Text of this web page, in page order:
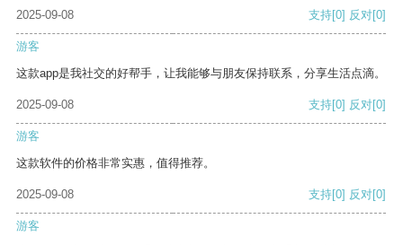
2025-09-08
支持[0] 反对[0]
游客
这款app是我社交的好帮手，让我能够与朋友保持联系，分享生活点滴。
2025-09-08 支持[0] 反对[0]
游客
这款软件的价格非常实惠，值得推荐。
2025-09-08 支持[0] 反对[0]
游客